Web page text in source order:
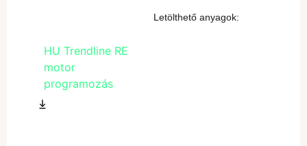
Letölthető anyagok:
HU Trendline RE
motor
programozás